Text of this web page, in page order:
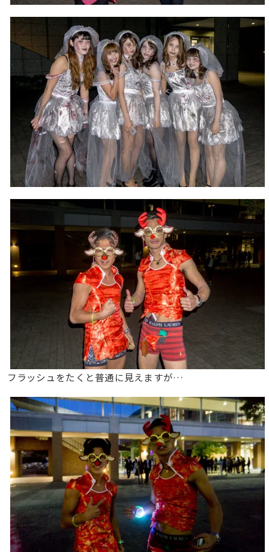
フラッシュをたくと普通に見えますが…